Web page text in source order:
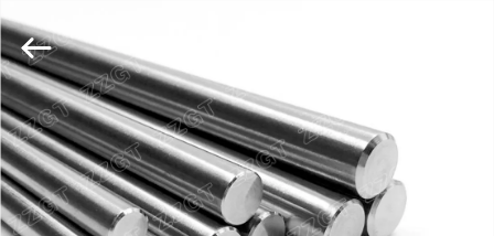
HAUS
PRODUKTE
Cemented
Carbide
Co.,LTD.
All
Rights
Reserved.